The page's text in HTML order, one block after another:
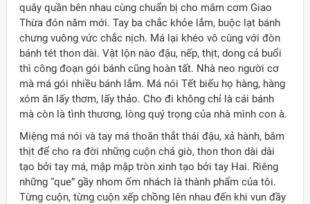
quây quần bên nhau cùng chuẩn bị cho mâm cơm Giao
Thừa đón năm mới. Tay ba chắc khỏe lắm, buộc lạt bánh
chưng vuông vức chắc nịch. Má lại khéo vô cùng với đòn
bánh tét thon dài. Vật lộn nào đậu, nếp, thịt, dong cả buổi
thì công đoạn gói bánh cũng hoàn tất. Nhà neo người cơ
mà má gói nhiều bánh lắm. Má nói Tết biếu họ hàng, hàng
xóm ăn lấy thơm, lấy thảo. Cho đi không chỉ là cái bánh
mà còn là tình thương, lòng quý trọng của nhà mình con à.
Miệng má nói và tay má thoăn thắt thái đậu, xả hành, băm
thịt để cho ra đời những cuộn chả giò, thon thon dài dài
tạo bởi tay má, mập mập tròn xinh tạo bởi tay Hai. Riêng
những “que” gầy nhom ốm nhách là thành phẩm của tôi.
Từng cuộn, từng cuộn xếp chồng lên nhau đến khi vun đầy